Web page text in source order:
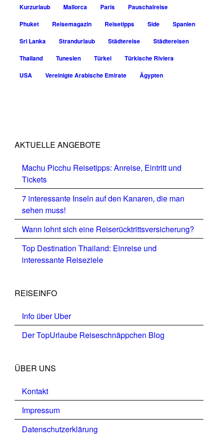
Kurzurlaub
Mallorca Paris
Pauschalreise
Phuket
Reisemagazin Reisetipps Side
Spanien
Sri Lanka
Strandurlaub Städtereise
Städtereisen
Thailand
Tunesien Türkei
Türkische Riviera
USA
Vereinigte Arabische Emirate Ägypten
AKTUELLE ANGEBOTE
Machu Picchu Reisetipps: Anreise, Eintritt und
Tickets
7 interessante Inseln auf den Kanaren, die man
sehen muss!
Wann lohnt sich eine Reiserücktrittsversicherung?
Top Destination Thailand: Einreise und
interessante Reiseziele
REISEINFO
Info über Uber
Der TopUrlaube Reiseschnäppchen Blog
ÜBER UNS
Kontakt
Impressum
Datenschutzerklärung